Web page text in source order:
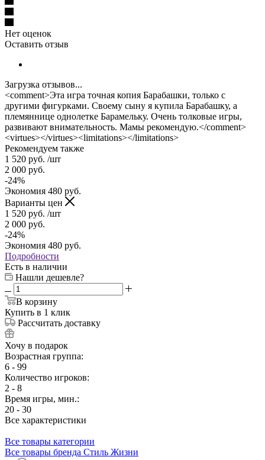
Нет оценок
Оставить отзыв
Загрузка отзывов...
<comment>Эта игра точная копия Барабашки, только с
другими фигурками. Своему сыну я купила Барабашку, а
племяннице однолетке Барамельку. Очень толковые игры,
развивают внимательность. Мамы рекомендую.</comment>
<virtues></virtues><limitations></limitations>
Рекомендуем также
1 520 руб. /шт
2 000 руб.
-24%
Экономия 480 руб.
Варианты цен
1 520 руб. /шт
2 000 руб.
-24%
Экономия 480 руб.
Подробности
Есть в наличии
Нашли дешевле?
В корзину
Купить в 1 клик
Рассчитать доставку
Хочу в подарок
Возрастная группа:
6 - 99
Количество игроков:
2 - 8
Время игры, мин.:
20 - 30
Все характеристики
Все товары категории
Все товары бренда Стиль Жизни